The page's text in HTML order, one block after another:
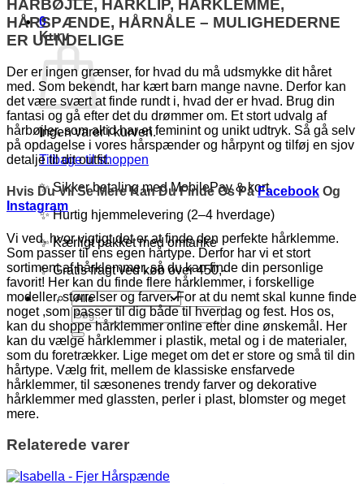
0
Kurv
Ingen varer i kurven.
Tilbage til shoppen
✨ Sikker betaling med MobilePay & kort
✨ Hurtig hjemmelevering (2–4 hverdage)
✨ Kærligt pakket med omtanke
✨ Gratis fragt ved køb over 450,-
Søg
efter:
HÅRBØJLE, HÅRKLIP, HÅRKLEMME,
HÅRSPÆNDE, HÅRNÅLE – MULIGHEDERNE
ER UENDELIGE
Der er ingen grænser, for hvad du må udsmykke dit håret
med. Som bekendt, har kært barn mange navne. Derfor kan
det være svært at finde rundt i, hvad der er hvad. Brug din
fantasi og gå efter det du drømmer om. Et stort udvalg af
hårbøjler, som altid har et feminint og unikt udtryk. Så gå selv
på opdagelse i vores hårspænder og hårpynt og tilføj en sjov
detalje til dit outfit.
Hvis Du Vil Se Mere Kan Du Finde Os PåFacebook Og
Instagram
Vi ved, hvor vigtigt det er at finde den perfekte hårklemme.
Som passer til ens egen hårtype. Derfor har vi et stort
sortiment af hårklemmer, så du kan finde din personlige
favorit! Her kan du finde flere hårklemmer, i forskellige
modeller, størrelser og farver. For at du nemt skal kunne finde
noget ,som passer til dig både til hverdag og fest. Hos os,
kan du shoppe hårklemmer online efter dine ønskemål. Her
kan du vælge hårklemmer i plastik, metal og i de materialer,
som du foretrækker. Lige meget om det er store og små til din
hårtype. Vælg frit, mellem de klassiske ensfarvede
hårklemmer, til sæsonenes trendy farver og dekorative
hårklemmer med glassten, perler i plast, blomster og meget
mere.
Relaterede varer